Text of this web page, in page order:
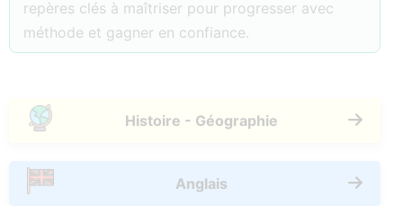
repères clés à maîtriser pour progresser avec
méthode et gagner en confiance.
Histoire - Géographie
Anglais